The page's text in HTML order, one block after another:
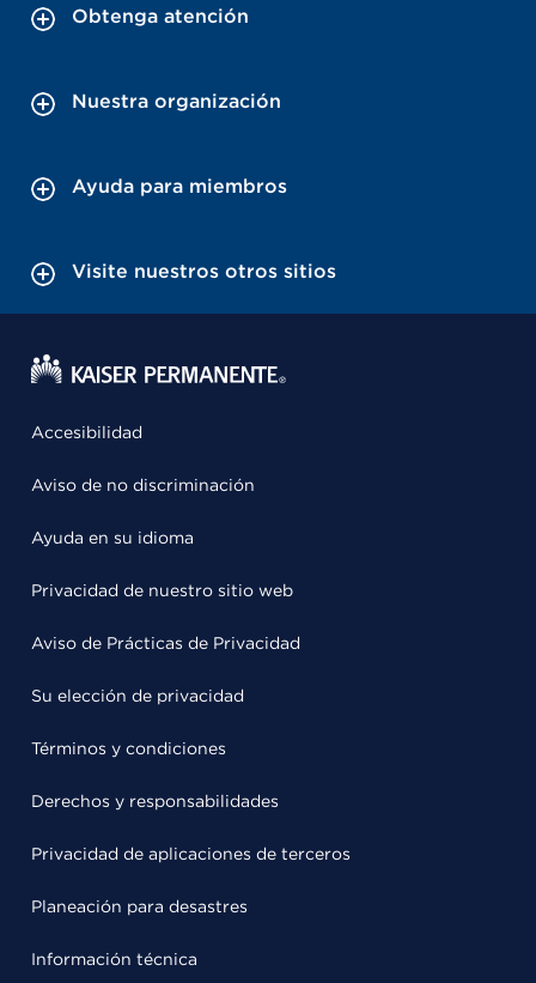
Obtenga atención
Nuestra organización
Ayuda para miembros
Visite nuestros otros sitios
Accesibilidad
Aviso de no discriminación
Ayuda en su idioma
Privacidad de nuestro sitio web
Aviso de Prácticas de Privacidad
Su elección de privacidad
Términos y condiciones
Derechos y responsabilidades
Privacidad de aplicaciones de terceros
Planeación para desastres
Información técnica